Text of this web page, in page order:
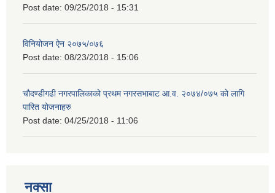
Post date: 09/25/2018 - 15:31
विनियोजन ऐन २०७५/०७६
Post date: 08/23/2018 - 15:06
चौदण्डीगढी नगरपालिकाको प्रथम नगरसभाबाट आ.व. २०७४/०७५ को लागि
पारित योजनाहरु
Post date: 04/25/2018 - 11:06
नक्सा